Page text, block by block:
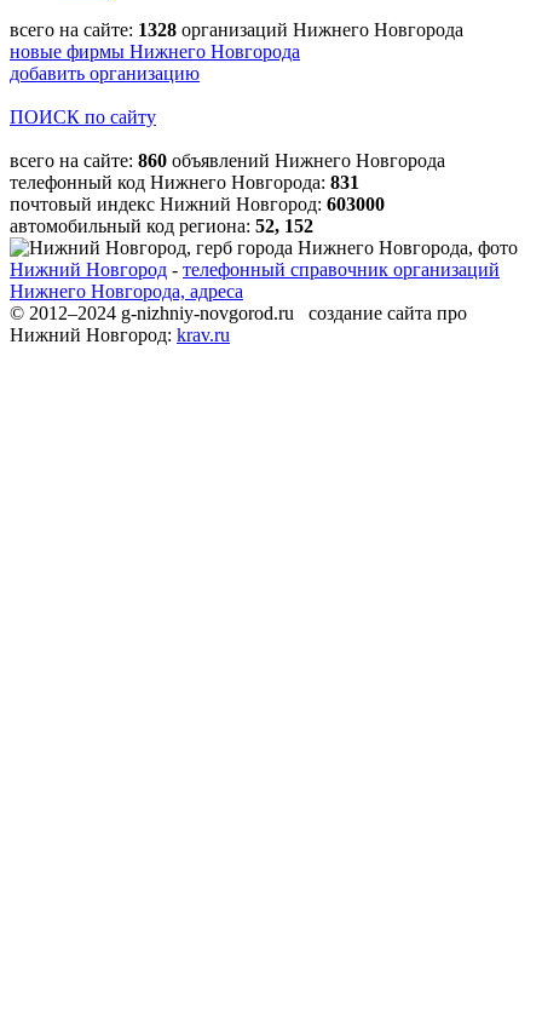
всего на сайте: 1328 организаций Нижнего Новгорода
новые фирмы Нижнего Новгорода
добавить организацию
ПОИСК по сайту
всего на сайте: 860 объявлений Нижнего Новгорода
телефонный код Нижнего Новгорода: 831
почтовый индекс Нижний Новгород: 603000
автомобильный код региона: 52, 152
Нижний Новгород - телефонный справочник организаций
Нижнего Новгорода, адреса
© 2012–2024 g-nizhniy-novgorod.ru создание сайта про
Нижний Новгород: krav.ru